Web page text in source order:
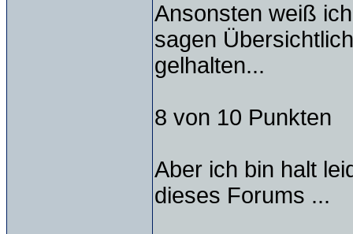
Ansonsten weiß
sagen
gelhalten...
8 von 10 Punkten
Aber ich bin halt
dieses Forums ...